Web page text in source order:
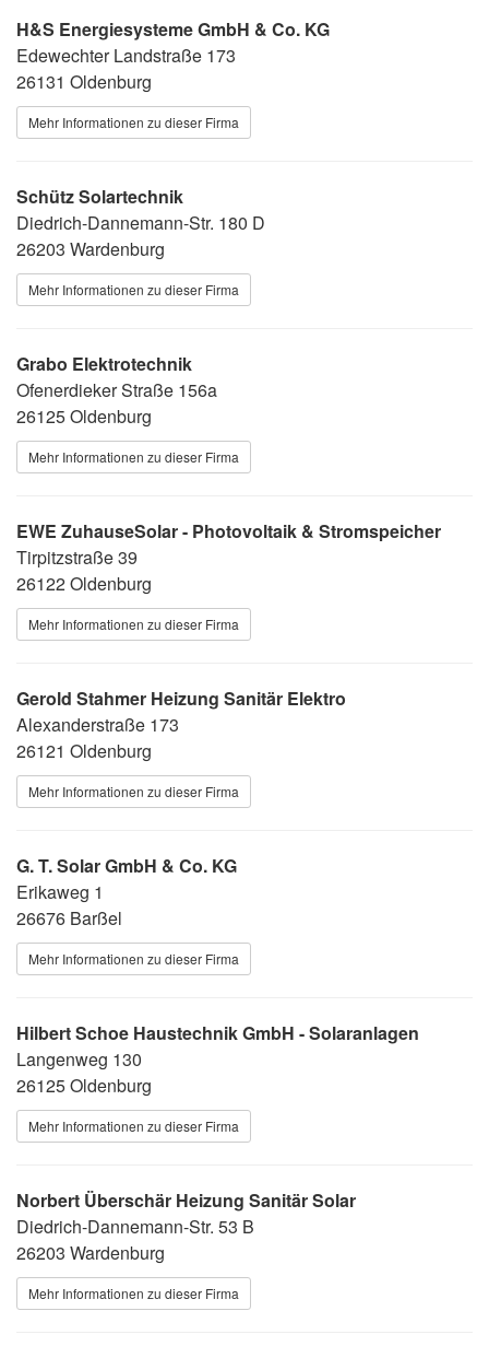
H&S Energiesysteme GmbH & Co. KG
Edewechter Landstraße 173
26131 Oldenburg
Mehr Informationen zu dieser Firma
Schütz Solartechnik
Diedrich-Dannemann-Str. 180 D
26203 Wardenburg
Mehr Informationen zu dieser Firma
Grabo Elektrotechnik
Ofenerdieker Straße 156a
26125 Oldenburg
Mehr Informationen zu dieser Firma
EWE ZuhauseSolar - Photovoltaik & Stromspeicher
Tirpitzstraße 39
26122 Oldenburg
Mehr Informationen zu dieser Firma
Gerold Stahmer Heizung Sanitär Elektro
Alexanderstraße 173
26121 Oldenburg
Mehr Informationen zu dieser Firma
G. T. Solar GmbH & Co. KG
Erikaweg 1
26676 Barßel
Mehr Informationen zu dieser Firma
Hilbert Schoe Haustechnik GmbH - Solaranlagen
Langenweg 130
26125 Oldenburg
Mehr Informationen zu dieser Firma
Norbert Überschär Heizung Sanitär Solar
Diedrich-Dannemann-Str. 53 B
26203 Wardenburg
Mehr Informationen zu dieser Firma